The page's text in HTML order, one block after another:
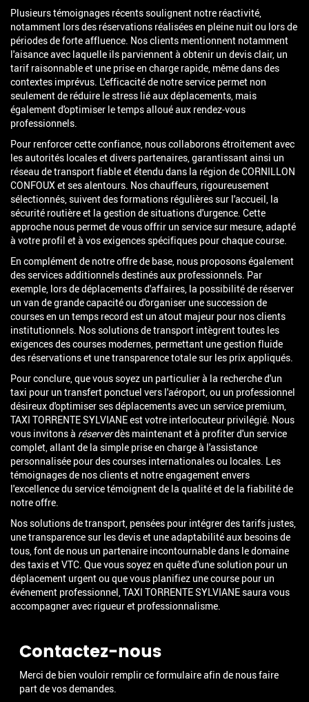
Plusieurs témoignages récents soulignent notre réactivité,
notamment lors des réservations réalisées en pleine nuit ou lors de
périodes de forte affluence. Nos clients mentionnent notamment
l'aisance avec laquelle ils parviennent à obtenir un devis clair, un
tarif raisonnable et une prise en charge rapide, même dans des
contextes imprévus. L'efficacité de notre service permet non
seulement de réduire le stress lié aux déplacements, mais
également d'optimiser le temps alloué aux rendez-vous
professionnels.
Pour renforcer cette confiance, nous collaborons étroitement avec
les autorités locales et divers partenaires, garantissant ainsi un
réseau de transport fiable et étendu dans la région de CORNILLON
CONFOUX et ses alentours. Nos chauffeurs, rigoureusement
sélectionnés, suivent des formations régulières sur l'accueil, la
sécurité routière et la gestion de situations d'urgence. Cette
approche nous permet de vous offrir un service sur mesure, adapté
à votre profil et à vos exigences spécifiques pour chaque course.
En complément de notre offre de base, nous proposons également
des services additionnels destinés aux professionnels. Par
exemple, lors de déplacements d'affaires, la possibilité de réserver
un van de grande capacité ou d'organiser une succession de
courses en un temps record est un atout majeur pour nos clients
institutionnels. Nos solutions de transport intègrent toutes les
exigences des courses modernes, permettant une gestion fluide
des réservations et une transparence totale sur les prix appliqués.
Pour conclure, que vous soyez un particulier à la recherche d'un
taxi pour un transfert ponctuel vers l'aéroport, ou un professionnel
désireux d'optimiser ses déplacements avec un service premium,
TAXI TORRENTE SYLVIANE est votre interlocuteur privilégié. Nous
vous invitons à réserverdès maintenant et à profiter d'un service
complet, allant de la simple prise en charge à l'assistance
personnalisée pour des courses internationales ou locales. Les
témoignages de nos clients et notre engagement envers
l'excellence du service témoignent de la qualité et de la fiabilité de
notre offre.
Nos solutions de transport, pensées pour intégrer des tarifs justes,
une transparence sur les devis et une adaptabilité aux besoins de
tous, font de nous un partenaire incontournable dans le domaine
des taxis et VTC. Que vous soyez en quête d'une solution pour un
déplacement urgent ou que vous planifiez une course pour un
événement professionnel, TAXI TORRENTE SYLVIANE saura vous
accompagner avec rigueur et professionnalisme.
Contactez-nous
Merci de bien vouloir remplir ce formulaire afin de nous faire
part de vos demandes.